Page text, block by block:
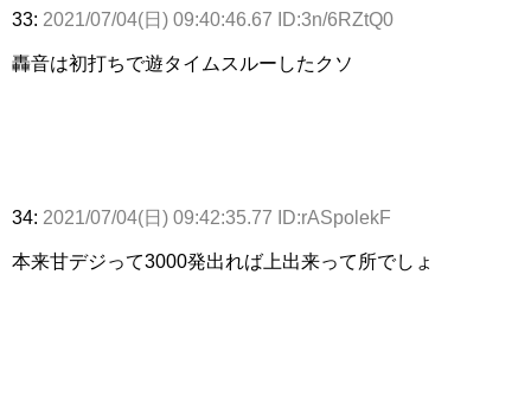
33: 2021/07/04(日) 09:40:46.67 ID:3n/6RZtQ0
轟音は初打ちで遊タイムスルーしたクソ
34: 2021/07/04(日) 09:42:35.77 ID:rASpolekF
本来甘デジって3000発出れば上出来って所でしょ